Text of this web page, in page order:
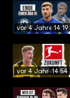
vor 4 Jahren14:19
vor 4 Jahren14:54